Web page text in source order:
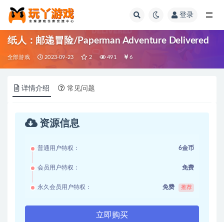
登录
纸人：邮递冒险/Paperman Adventure Delivered
全部游戏 2023-09-23 2 491 6
详情介绍 常见问题
资源信息
普通用户特权： 6金币
会员用户特权： 免费
永久会员用户特权： 免费 推荐
立即购买